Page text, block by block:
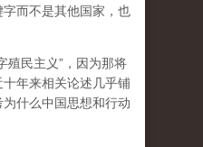
而不是其他国家，也
殖民主义”，因为那将
年来相关论述几乎铺
什么中国思想和行动